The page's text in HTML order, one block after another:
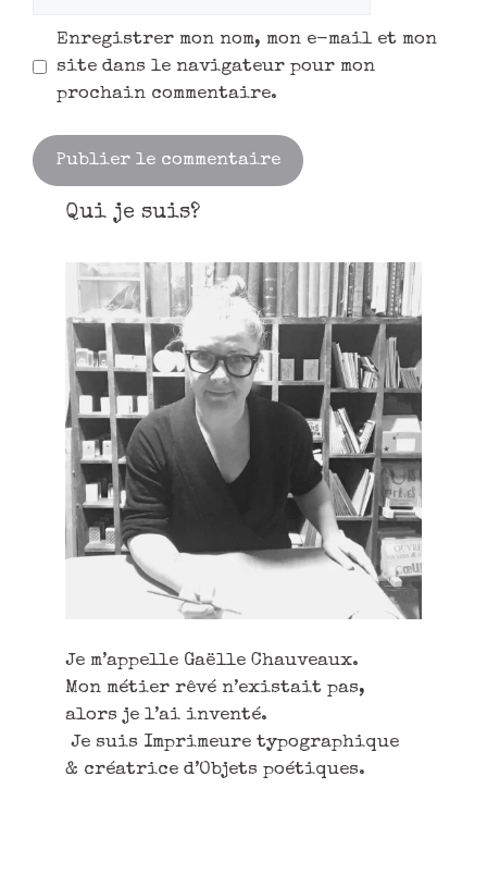
Enregistrer mon nom, mon e-mail et mon
site dans le navigateur pour mon
prochain commentaire.
Qui je suis?
Je m’appelle Gaëlle Chauveaux.
Mon métier rêvé n’existait pas,
alors je l’ai inventé.
Je suis Imprimeure typographique
& créatrice d’Objets poétiques.